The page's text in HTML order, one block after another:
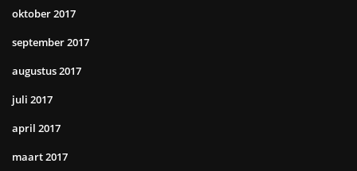
oktober 2017
september 2017
augustus 2017
juli 2017
april 2017
maart 2017